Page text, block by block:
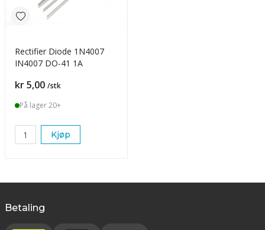
Rectifier Diode 1N4007
IN4007 DO-41 1A
Pris
kr 5,00 /stk
På lager 20+
Kjøp
Betaling